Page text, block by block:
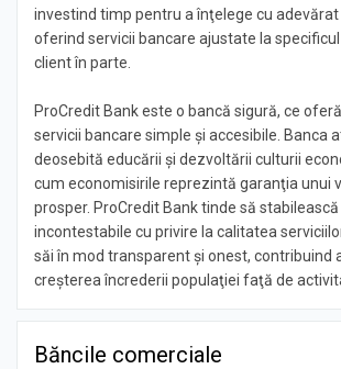
investind timp pentru a înţelege cu
oferind servicii bancare ajustate la
client în parte.
ProCredit Bank este o bancă sigură, ce
servicii bancare simple şi accesibile. Banca
deosebită educării şi dezvoltării culturii
cum economisirile reprezintă garanţia unui
prosper. ProCredit Bank tinde să
incontestabile cu privire la calitatea
săi în mod transparent şi onest, contribuind
creşterea încrederii populaţiei faţă de
Băncile comerciale